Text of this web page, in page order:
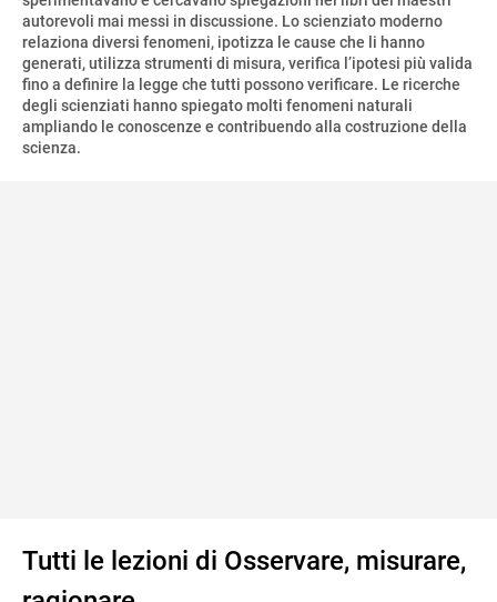
autorevoli mai messi in discussione. Lo scienziato moderno
relaziona diversi fenomeni, ipotizza le cause che li hanno
generati, utilizza strumenti di misura, verifica l’ipotesi più valida
fino a definire la legge che tutti possono verificare. Le ricerche
degli scienziati hanno spiegato molti fenomeni naturali
ampliando le conoscenze e contribuendo alla costruzione della
scienza.
Tutti le lezioni di Osservare, misurare,